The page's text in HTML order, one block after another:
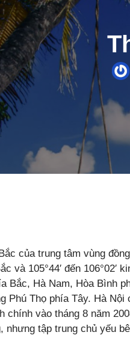
của trung tâm vùng
và 105°44′ đến
Bắc, Hà Nam, Hòa Bình
Phú Thọ phía Tây. Hà
chính vào tháng 8 năm
nhưng tập trung chủ yếu